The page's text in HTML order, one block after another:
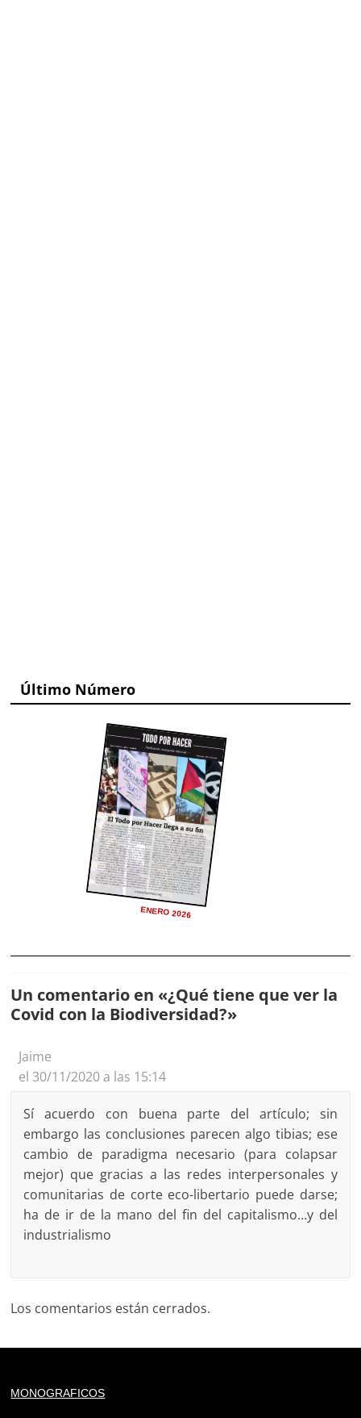
Último Número
ENERO 2026
Un comentario en «¿Qué tiene que ver la
Covid con la Biodiversidad?»
Jaime
el 30/11/2020 a las 15:14
Sí acuerdo con buena parte del artículo; sin
embargo las conclusiones parecen algo tibias; ese
cambio de paradigma necesario (para colapsar
mejor) que gracias a las redes interpersonales y
comunitarias de corte eco-libertario puede darse;
ha de ir de la mano del fin del capitalismo…y del
industrialismo
Los comentarios están cerrados.
MONOGRAFICOS
of type string is deprecated in